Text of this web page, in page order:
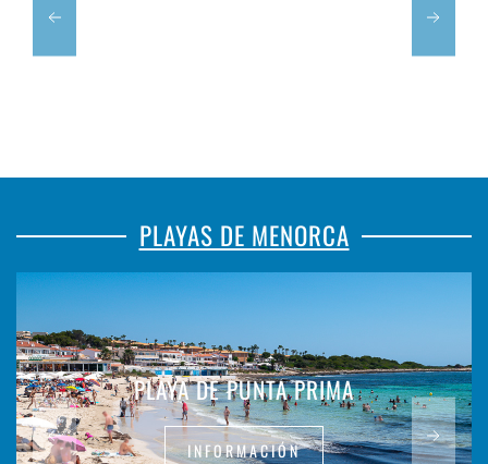
PLAYAS DE MENORCA
PLAYA DE PUNTA PRIMA
INFORMACIÓN